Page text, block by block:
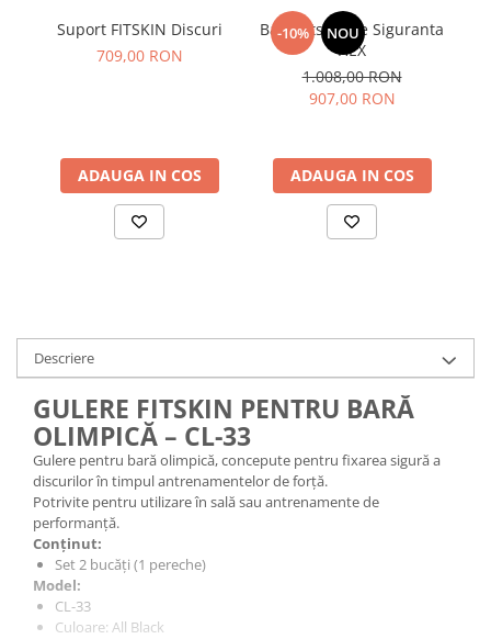
Suport FITSKIN Discuri
709,00 RON
ADAUGA IN COS
-10% NOU
Bara Fitskin de Siguranta
HEX
1.008,00 RON
907,00 RON
ADAUGA IN COS
Descriere
GULERE FITSKIN PENTRU BARĂ
OLIMPICĂ – CL-33
Gulere pentru bară olimpică, concepute pentru fixarea sigură a
discurilor în timpul antrenamentelor de forță.
Potrivite pentru utilizare în sală sau antrenamente de
performanță.
Conținut:
Set 2 bucăți (1 pereche)
Model:
CL-33
Culoare: All Black